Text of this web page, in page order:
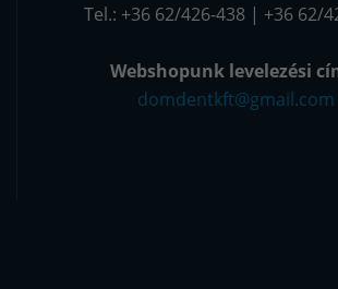
Tel.: +36 62/426-438 | +36 62/
Webshopunk levelezési
domdentkft@gmail.com